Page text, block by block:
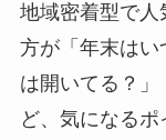
地域密着型で
方が「年末はい
は開いてる？
ど、気になる